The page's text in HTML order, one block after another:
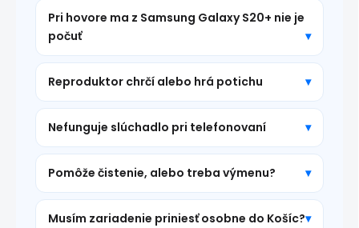
Pri hovore ma z Samsung Galaxy S20+ nie je
počuť
Reproduktor chrčí alebo hrá potichu
Nefunguje slúchadlo pri telefonovaní
Pomôže čistenie, alebo treba výmenu?
Musím zariadenie priniesť osobne do Košíc?